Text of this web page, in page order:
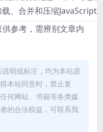
、合并和压缩JavaScript
参考，需辨别文章内
明或标注，均为本站原
本站同意时，禁止复
何网站、书籍等各类媒
的合法权益，可联系我